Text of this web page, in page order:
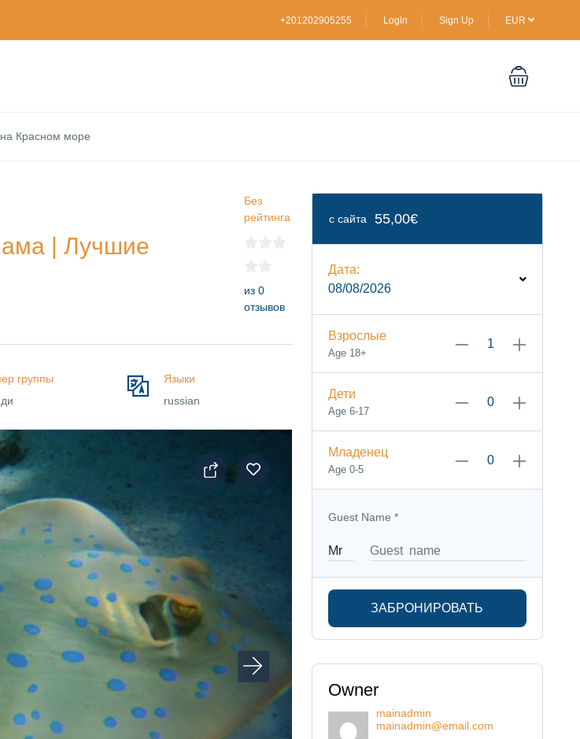
+201202905255 Login Sign Up EUR
Красном море
| Лучшие
Без
рейтинга
из 0
отзывов
группы
Языки
russian
с сайта 55,00€
Дата:
08/08/2026
Взрослые
Age 18+
Дети
Age 6-17
Младенец
Age 0-5
Guest Name *
ЗАБРОНИРОВАТЬ
Owner
mainadmin
mainadmin@email.com